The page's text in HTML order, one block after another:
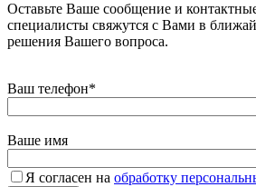
Оставьте Ваше сообщение и
специалисты свяжутся с Вами в
решения Вашего вопроса.
Ваш телефон*
Ваше имя
Я согласен на обработку